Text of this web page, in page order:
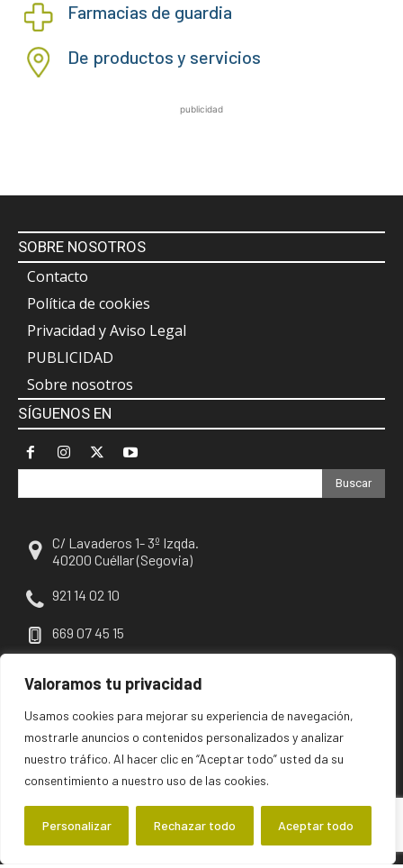
Valoramos tu privacidad
Usamos cookies para mejorar su experiencia de navegación,
mostrarle anuncios o contenidos personalizados y analizar
nuestro tráfico. Al hacer clic en “Aceptar todo” usted da su
consentimiento a nuestro uso de las cookies.
Personalizar Rechazar todo Aceptar todo
Farmacias de guardia
De productos y servicios
publicidad
SOBRE NOSOTROS
Contacto
Política de cookies
Privacidad y Aviso Legal
PUBLICIDAD
Sobre nosotros
SÍGUENOS EN
Buscar
C/ Lavaderos 1- 3º Izqda.
40200 Cuéllar (Segovia)
921 14 02 10
669 07 45 15